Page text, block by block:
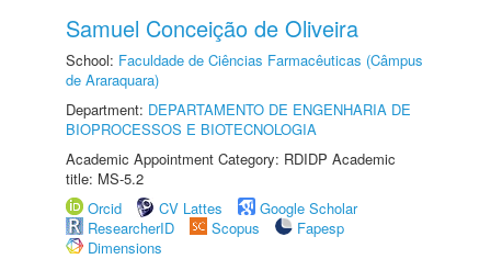
Samuel Conceição de Oliveira
School: Faculdade de Ciências Farmacêuticas (Câmpus
de Araraquara)
Department: DEPARTAMENTO DE ENGENHARIA DE
BIOPROCESSOS E BIOTECNOLOGIA
Academic Appointment Category: RDIDP Academic
title: MS-5.2
Orcid
CV Lattes
Google Scholar
ResearcherID
Scopus
Fapesp
Dimensions